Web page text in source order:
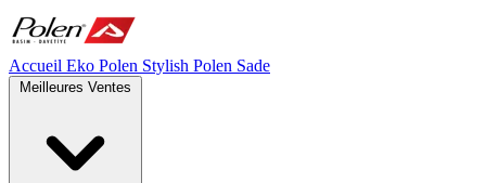
Accueil Eko Polen Stylish Polen Sade